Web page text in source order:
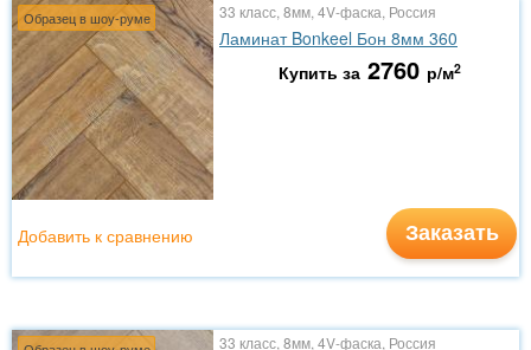
Образец в шоу-руме 33 класс, 8мм, 4V-фаска, Россия
Ламинат Bonkeel Бон 8мм 360
Купить за 2760 р/м2
Заказать
Добавить к сравнению
33 класс, 8мм, 4V-фаска, Россия